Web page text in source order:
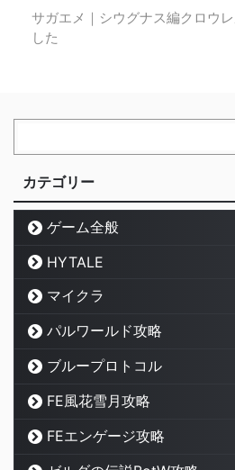
サガエメ｜シウグナス編クロウ
した
カテゴリー
ゲーム全般
HYTALE
マイクラ
パルワールド攻略
ブループロトコル
FE風花雪月攻略
FEエンゲージ攻略